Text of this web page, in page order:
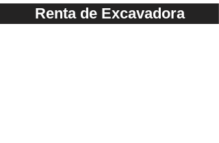
Renta de Excavadora